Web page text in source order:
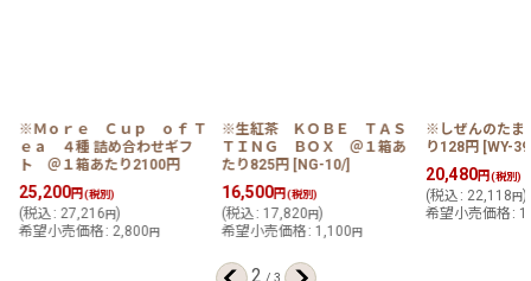
※Ｍｏｒｅ Ｃｕｐ ｏｆ Ｔ
ｅａ ４種 詰め合わせギフ
ト ＠１箱あたり2100円
25,200円(税別)
(税込: 27,216円)
希望小売価格: 2,800円
※生紅茶 ＫＯＢＥ ＴＡＳ
ＴＩＮＧ ＢＯＸ ＠１箱あ
たり825円 [NG-10/]
16,500円(税別)
(税込: 17,820円)
希望小売価格: 1,100円
※しぜんのたま
り128円 [WY-39
20,480円(税別)
(税込 : 22,118円)
希望小売価格 :
2 / 3